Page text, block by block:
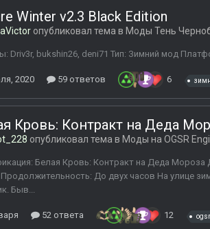
Winter v2.3 Black Edition
опубликовал тема в Моды Тень
Driv3r, bukshin26, deni71 Тип: Зимний мод
2020 59 ответов 6
Кровь: Контракт на Деда
опубликовал тема в Моды на OGSR
Белая Кровь: Контракт на Деда Мороза
Продолжительность: До двух часов На улице
Быв...
52 ответа 12